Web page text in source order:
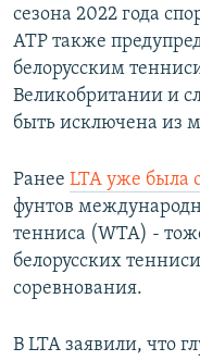
сезона 2022 года
АТР также
белорусским
Великобритании и
быть исключена из
Ранее LTA уже была
фунтов
тенниса (WTA) -
белорусских
соревнования.
В LTA заявили, что